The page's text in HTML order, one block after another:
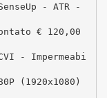
- ATR -
€ 120,00
- Impermeabi
(1920x1080)